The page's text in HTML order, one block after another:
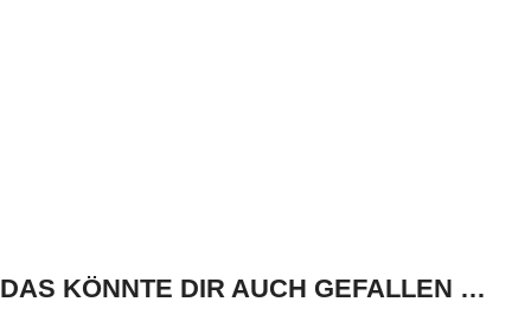
DAS KÖNNTE DIR AUCH GEFALLEN …